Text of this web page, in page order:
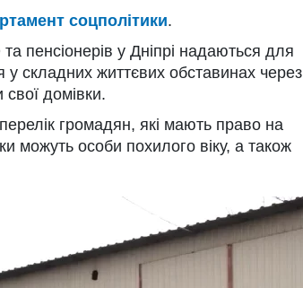
соцполітики.
пенсіонерів у Дніпрі надаються для
у складних життєвих обставинах через
домівки.
громадян, які мають право на
можуть особи похилого віку, а також